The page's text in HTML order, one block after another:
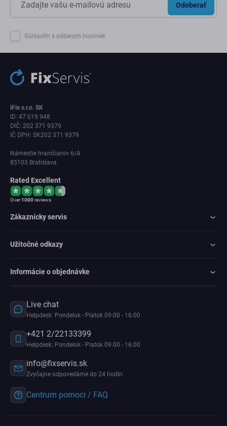
Odoberať
Súhlasím s odberom noviniek
iFix s.r.o. SK
ID: 47 019 948
DIČ: 202 371 9379
IČ DPH: SK202 371 9379
Námestie hraničiarov 6/A
85103 Bratislava
Rated Excellent
Over1000reviews
Zákaznícky servis
Užitočné odkazy
Informácie o objednávke
Live chat
Helpdesk: Pondelok - Piatok 09:00 - 16:00
+421 2/22133399
Helpdesk: Pondelok - Piatok 09:00 - 16:00
info@fixservis.sk
Zvyčajne odpovedáme do 24 hodín.
Centrum pomoci / FAQ